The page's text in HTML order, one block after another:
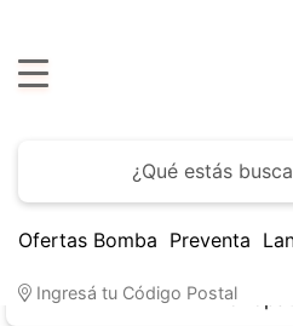
Ofertas Bomba Preventa
Ingresá tu Código Postal